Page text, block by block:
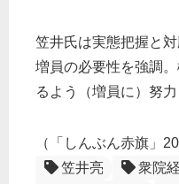
笠井氏は実態把握と
増員の必要性を強調
るよう（増員に）努
（「しんぶん赤旗」
笠井亮
衆院